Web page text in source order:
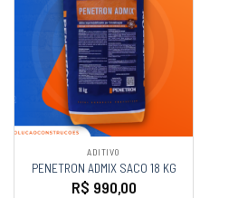
ADITIVO
PENETRON ADMIX SACO 18 KG
R$ 990,00